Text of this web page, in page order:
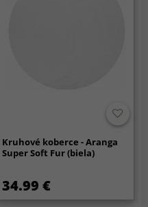
Kruhové koberce - Aranga
Super Soft Fur (biela)
34.99 €